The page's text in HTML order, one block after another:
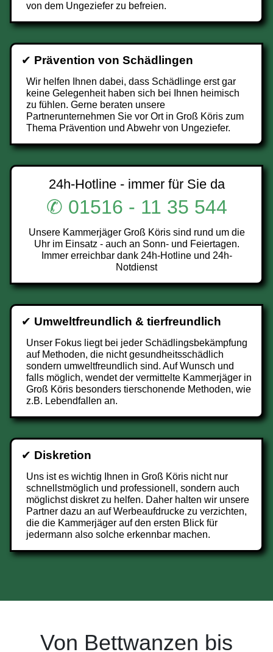
von dem Ungeziefer zu befreien.
✔ Prävention von Schädlingen
Wir helfen Ihnen dabei, dass Schädlinge erst gar
keine Gelegenheit haben sich bei Ihnen heimisch
zu fühlen. Gerne beraten unsere
Partnerunternehmen Sie vor Ort in Groß Köris zum
Thema Prävention und Abwehr von Ungeziefer.
24h-Hotline - immer für Sie da
✆ 01516 - 11 35 544
Unsere Kammerjäger Groß Köris sind rund um die
Uhr im Einsatz - auch an Sonn- und Feiertagen.
Immer erreichbar dank 24h-Hotline und 24h-
Notdienst
✔ Umweltfreundlich & tierfreundlich
Unser Fokus liegt bei jeder Schädlingsbekämpfung
auf Methoden, die nicht gesundheitsschädlich
sondern umweltfreundlich sind. Auf Wunsch und
falls möglich, wendet der vermittelte Kammerjäger in
Groß Köris besonders tierschonende Methoden, wie
z.B. Lebendfallen an.
✔ Diskretion
Uns ist es wichtig Ihnen in Groß Köris nicht nur
schnellstmöglich und professionell, sondern auch
möglichst diskret zu helfen. Daher halten wir unsere
Partner dazu an auf Werbeaufdrucke zu verzichten,
die die Kammerjäger auf den ersten Blick für
jedermann also solche erkennbar machen.
Von Bettwanzen bis